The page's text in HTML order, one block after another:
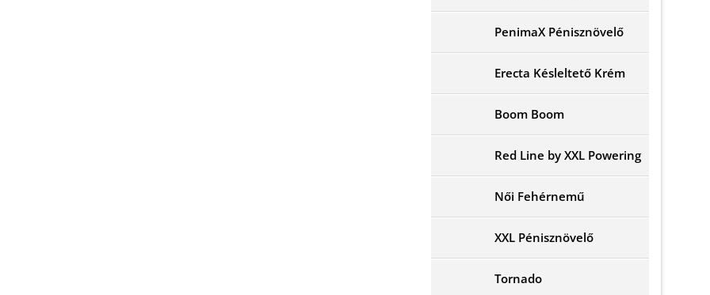
PenimaX Pénisznövelő
Erecta Késleltető Krém
Boom Boom
Red Line by XXL Powering
Női Fehérnemű
XXL Pénisznövelő
Tornado